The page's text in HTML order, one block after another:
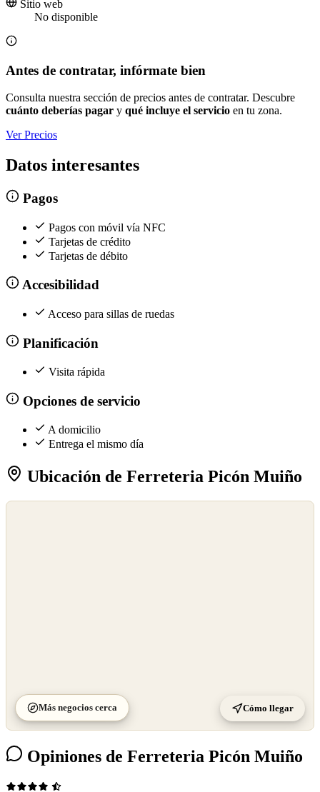
Sitio web
No disponible
Antes de contratar, infórmate bien
Consulta nuestra sección de precios antes de contratar. Descubre
cuánto deberías pagar y qué incluye el servicio en tu zona.
Ver Precios
Datos interesantes
Pagos
Pagos con móvil vía NFC
Tarjetas de crédito
Tarjetas de débito
Accesibilidad
Acceso para sillas de ruedas
Planificación
Visita rápida
Opciones de servicio
A domicilio
Entrega el mismo día
Ubicación de Ferreteria Picón Muiño
Más negocios cerca Cómo llegar
Opiniones de Ferreteria Picón Muiño